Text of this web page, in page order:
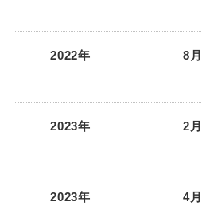
2022年 8月
2023年 2月
2023年 4月